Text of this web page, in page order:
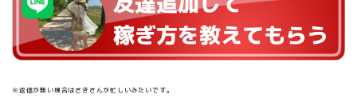
※返信が無い場合はさきさんが忙しいみたいです。